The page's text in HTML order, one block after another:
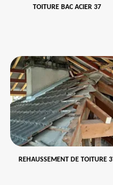
TOITURE BAC ACIER 37
REHAUSSEMENT DE TOITURE